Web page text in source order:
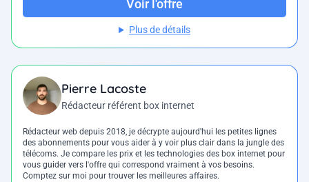
Voir l'offre
Plus de détails
Pierre Lacoste
Rédacteur référent box internet
Rédacteur web depuis 2018, je décrypte aujourd'hui les petites lignes
des abonnements pour vous aider à y voir plus clair dans la jungle des
télécoms. Je compare les prix et les technologies des box internet pour
vous guider vers l'offre qui correspond vraiment à vos besoins.
Comptez sur moi pour trouver les meilleures affaires.